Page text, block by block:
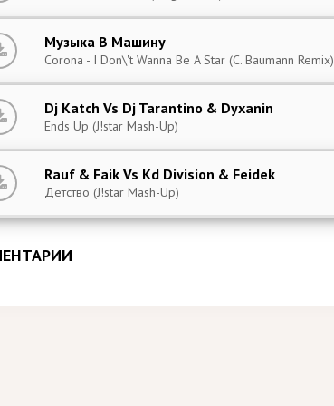
Музыка В Машину
Corona - I Don\'t Wanna Be A Star (C. Baumann Remix)
Dj Katch Vs Dj Tarantino & Dyxanin
Ends Up (J!star Mash-Up)
Rauf & Faik Vs Kd Division & Feidek
Детство (J!star Mash-Up)